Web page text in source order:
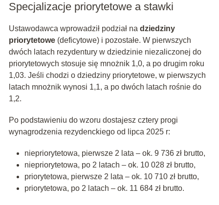
Specjalizacje priorytetowe a stawki
Ustawodawca wprowadził podział na dziedziny
priorytetowe(deficytowe) i pozostałe. W pierwszych
dwóch latach rezydentury w dziedzinie niezaliczonej do
priorytetowych stosuje się mnożnik 1,0, a po drugim roku
1,03. Jeśli chodzi o dziedziny priorytetowe, w pierwszych
latach mnożnik wynosi 1,1, a po dwóch latach rośnie do
1,2.
Po podstawieniu do wzoru dostajesz cztery progi
wynagrodzenia rezydenckiego od lipca 2025 r:
niepriorytetowa, pierwsze 2 lata – ok. 9 736 zł brutto,
niepriorytetowa, po 2 latach – ok. 10 028 zł brutto,
priorytetowa, pierwsze 2 lata – ok. 10 710 zł brutto,
priorytetowa, po 2 latach – ok. 11 684 zł brutto.